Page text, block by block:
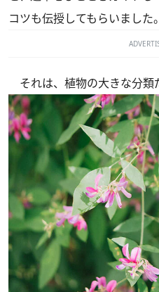
コツも伝授してもらいました。
それは、植物の大きな分類